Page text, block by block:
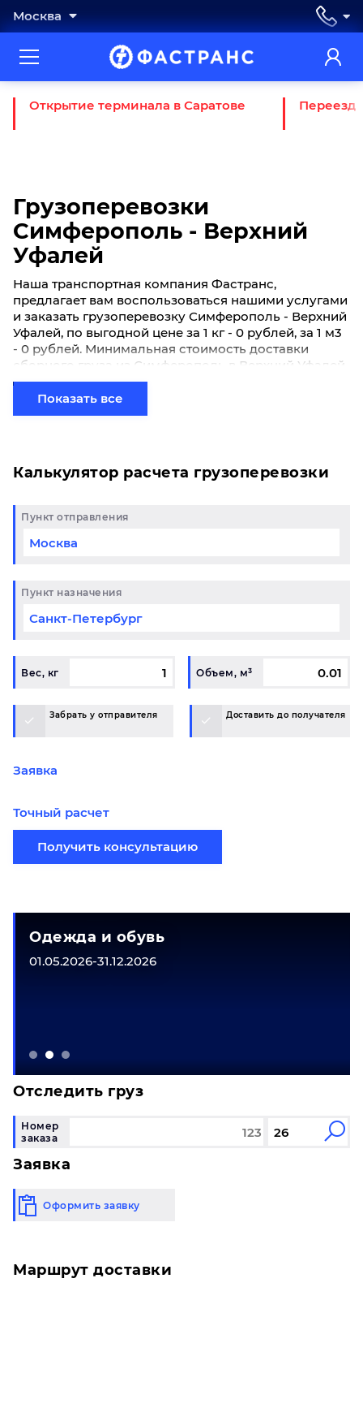
Москва
Открытие терминала в Саратове Переезд
Грузоперевозки
Симферополь - Верхний
Уфалей
Наша транспортная компания Фастранс,
предлагает вам воспользоваться нашими услугами
и заказать грузоперевозку Симферополь - Верхний
Уфалей, по выгодной цене за 1 кг - 0 рублей, за 1 м3
- 0 рублей. Минимальная стоимость доставки
сборного груза из Симферополь в Верхний Уфалей
начинается от 0 рублей. Если вы хотите отправить
свой груз сборной партией по готовому маршруту
в Верхний Уфалей и у вас возникли вопросы,
Показать все
Калькулятор расчета грузоперевозки
Пункт отправления
Пункт назначения
Вес, кг Объем, м³
Забрать у отправителя Доставить до получателя
Заявка
Точный расчет
Получить консультацию
Одежда и обувь
01.05.2026-31.12.2026
Отследить груз
Номер
заказа
Заявка
Оформить заявку
Маршрут доставки